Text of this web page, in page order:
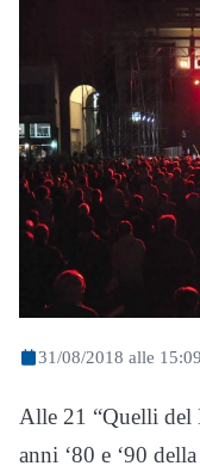
31/08/2018 alle 15:09
Alle 21 “Quelli del
anni ‘80 e ‘90